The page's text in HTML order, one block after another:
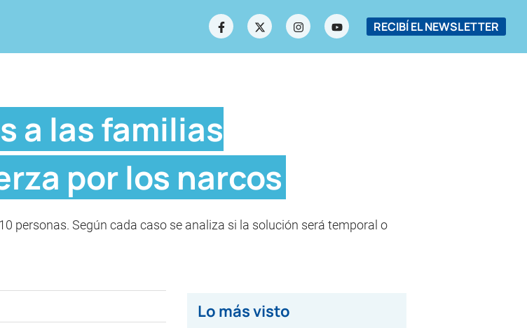
RECIBÍ EL NEWSLETTER
a las familias
por los narcos
personas. Según cada caso se analiza si la solución será temporal o
Lo más visto